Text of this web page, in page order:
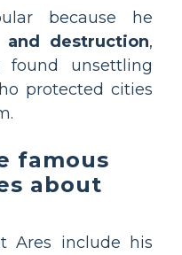
because he
and destruction,
found unsettling
protected cities
famous
about
Ares include his